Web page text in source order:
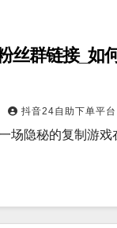
丝群链接_如
抖音24自助下单平台
场隐秘的复制游戏